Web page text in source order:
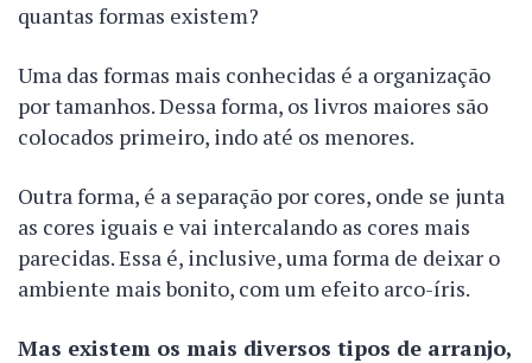
quantas formas existem?
Uma das formas mais conhecidas é a organização
por tamanhos. Dessa forma, os livros maiores são
colocados primeiro, indo até os menores.
Outra forma, é a separação por cores, onde se junta
as cores iguais e vai intercalando as cores mais
parecidas. Essa é, inclusive, uma forma de deixar o
ambiente mais bonito, com um efeito arco-íris.
Mas existem os mais diversos tipos de arranjo,